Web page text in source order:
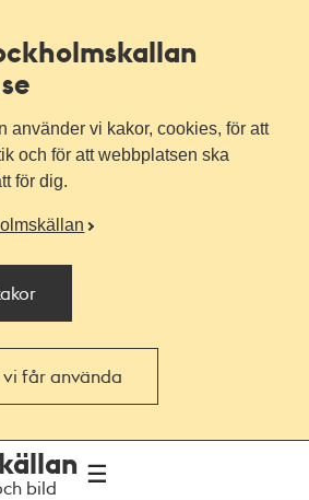
använder vi kakor, cookies, för att
och för att webbplatsen ska
för dig.
vi får använda
bild